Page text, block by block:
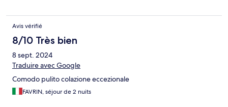
Avis vérifié
8/10 Très bien
8 sept. 2024
Traduire avec Google
Comodo pulito colazione eccezionale
FAVRIN, séjour de 2 nuits